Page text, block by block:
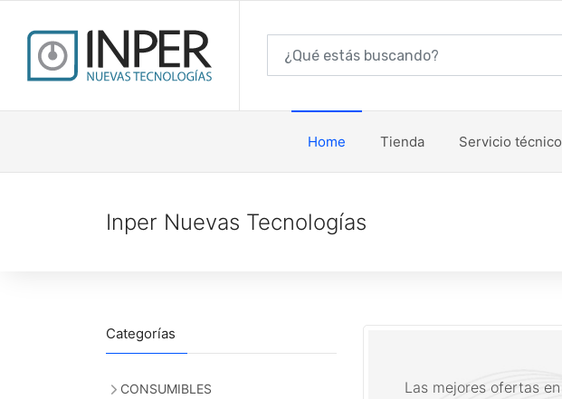
Home Tienda Servicio técnico
Inper Nuevas Tecnologías
Las mejores ofertas en
Categorías
CONSUMIBLES